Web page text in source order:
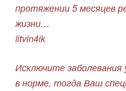
протяжении 5 месяцев
жизни…
litvin4ik
Исключите заболевания
в норме, тогда Ваш